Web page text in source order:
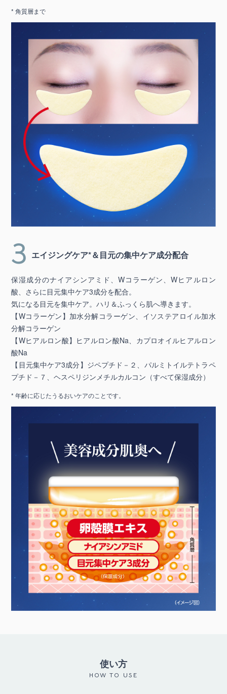
* 角質層まで
3 エイジングケア*＆目元の集中ケア成分配合
保湿成分のナイアシンアミド、Wコラーゲン、Wヒアルロン
酸、さらに目元集中ケア3成分を配合。
気になる目元を集中ケア。ハリ＆ふっくら肌へ導きます。
【Wコラーゲン】加水分解コラーゲン、イソステアロイル加水
分解コラーゲン
【Wヒアルロン酸】ヒアルロン酸Na、カプロオイルヒアルロン
酸Na
【目元集中ケア3成分】ジペプチド－２、パルミトイルテトラペ
プチド－７、ヘスペリジンメチルカルコン（すべて保湿成分）
* 年齢に応じたうるおいケアのことです。
使い方
HOW TO USE